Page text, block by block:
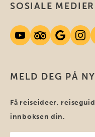
MELD DEG PÅ
Få reiseideer,
innboksen din.
SOSIALE MEDIER